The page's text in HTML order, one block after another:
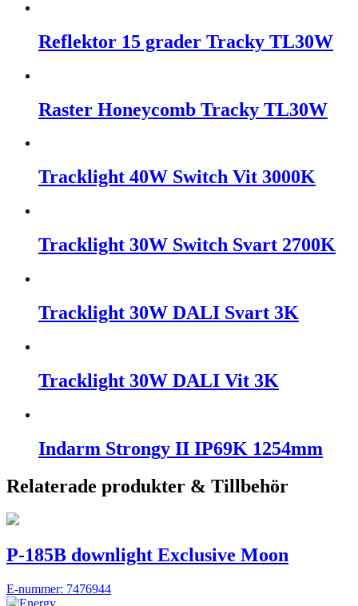
Reflektor 15 grader Tracky TL30W
Raster Honeycomb Tracky TL30W
Tracklight 40W Switch Vit 3000K
Tracklight 30W Switch Svart 2700K
Tracklight 30W DALI Svart 3K
Tracklight 30W DALI Vit 3K
Indarm Strongy II IP69K 1254mm
Relaterade produkter & Tillbehör
P-185B downlight Exclusive Moon
E-nummer: 7476944